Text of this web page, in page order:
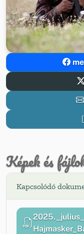
Képek és
Kapcsolódó